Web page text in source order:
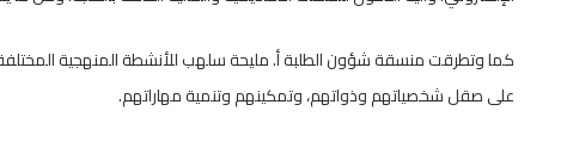
كما وتطرقت منسقة شؤون الطلبة أ. مليحة سلهب للأنشطة المنهجية
على صقل شخصياتهم وذواتهم، وتمكينهم وتنمية مهاراتهم.